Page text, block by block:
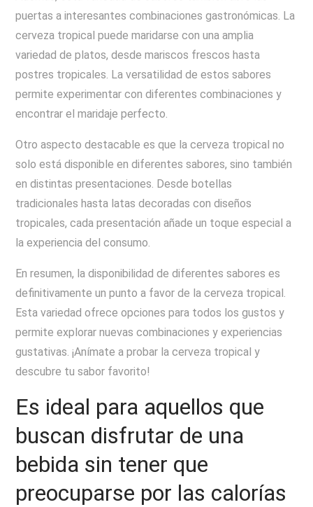
puertas a interesantes combinaciones gastronómicas. La
cerveza tropical puede maridarse con una amplia
variedad de platos, desde mariscos frescos hasta
postres tropicales. La versatilidad de estos sabores
permite experimentar con diferentes combinaciones y
encontrar el maridaje perfecto.
Otro aspecto destacable es que la cerveza tropical no
solo está disponible en diferentes sabores, sino también
en distintas presentaciones. Desde botellas
tradicionales hasta latas decoradas con diseños
tropicales, cada presentación añade un toque especial a
la experiencia del consumo.
En resumen, la disponibilidad de diferentes sabores es
definitivamente un punto a favor de la cerveza tropical.
Esta variedad ofrece opciones para todos los gustos y
permite explorar nuevas combinaciones y experiencias
gustativas. ¡Anímate a probar la cerveza tropical y
descubre tu sabor favorito!
Es ideal para aquellos que
buscan disfrutar de una
bebida sin tener que
preocuparse por las calorías